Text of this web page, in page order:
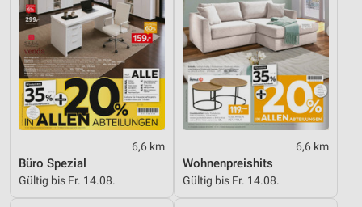
6,6 km
Büro Spezial
Gültig bis Fr. 14.08.
6,6 km
Wohnenpreishits
Gültig bis Fr. 14.08.
Verwendung von Profilen zur Auswahl
personalisierter Werbung
Erstellung von Profilen zur Personalisierung
von Inhalten
Verwendung von Profilen zur Auswahl
personalisierter Inhalte
Messung der Werbeleistung
Messung der Performance von Inhalten